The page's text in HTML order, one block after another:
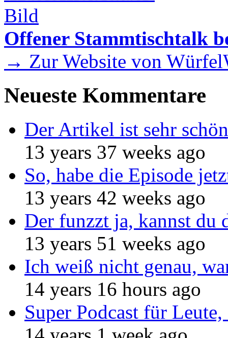
Offener Stammtischtalk
→ Zur Website von
Neueste Kommentare
Der Artikel ist sehr schön
13 years 37 weeks ago
So, habe die Episode
13 years 42 weeks ago
Der funzzt ja, kannst du
13 years 51 weeks ago
Ich weiß nicht genau,
14 years 16 hours ago
Super Podcast für Leute,